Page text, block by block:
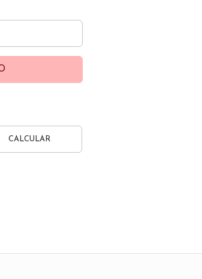
CALCULAR